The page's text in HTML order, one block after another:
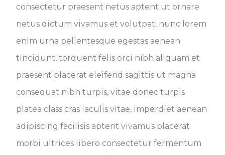
consectetur praesent netus aptent ut ornare
netus dictum vivamus et volutpat, nunc lorem
enim urna pellentesque egestas aenean
tincidunt, torquent felis orci nibh aliquam et
praesent placerat eleifend sagittis ut magna
consequat nibh turpis, vitae donec turpis
platea class cras iaculis vitae, imperdiet aenean
adipiscing facilisis aptent vivamus placerat
morbi ultrices libero consectetur fermentum